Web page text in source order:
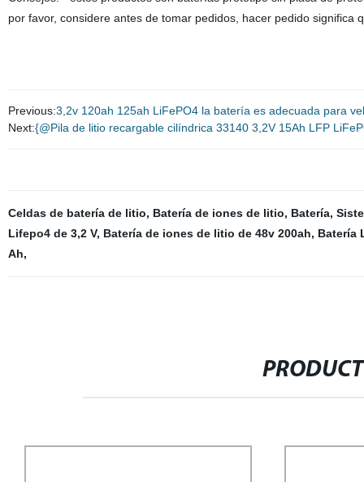
por favor, considere antes de tomar pedidos, hacer pedido significa
Previous:3,2v 120ah 125ah LiFePO4 la batería es adecuada para
Next:{@Pila de litio recargable cilíndrica 33140 3,2V 15Ah LFP
Celdas de batería de litio, Batería de iones de litio, Batería,
Lifepo4 de 3,2 V, Batería de iones de litio de 48v 200ah, Batería
Ah,